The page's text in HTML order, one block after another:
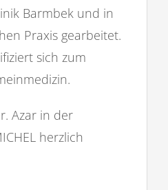
Barmbek und in
Praxis gearbeitet.
sich zum
Azar in der
herzlich